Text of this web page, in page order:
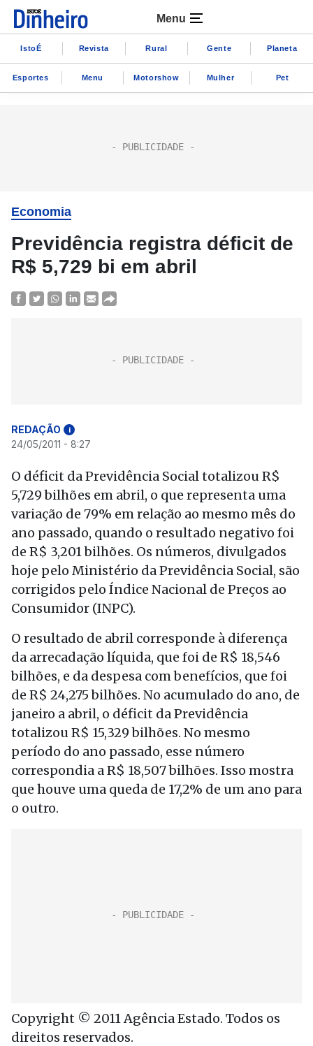
Menu
IstoÉ Revista Rural Gente Planeta
Esportes Menu Motorshow Mulher Pet
Economia
Previdência registra déficit de
R$ 5,729 bi em abril
REDAÇÃO i
24/05/2011 - 8:27
O déficit da Previdência Social totalizou R$
5,729 bilhões em abril, o que representa uma
variação de 79% em relação ao mesmo mês do
ano passado, quando o resultado negativo foi
de R$ 3,201 bilhões. Os números, divulgados
hoje pelo Ministério da Previdência Social, são
corrigidos pelo Índice Nacional de Preços ao
Consumidor (INPC).
O resultado de abril corresponde à diferença
da arrecadação líquida, que foi de R$ 18,546
bilhões, e da despesa com benefícios, que foi
de R$ 24,275 bilhões. No acumulado do ano, de
janeiro a abril, o déficit da Previdência
totalizou R$ 15,329 bilhões. No mesmo
período do ano passado, esse número
correspondia a R$ 18,507 bilhões. Isso mostra
que houve uma queda de 17,2% de um ano para
o outro.
Copyright © 2011 Agência Estado. Todos os
direitos reservados.